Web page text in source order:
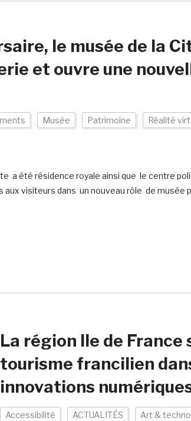
le musée de la
et ouvre une
Musée Patrimoine Réalité
a été résidence royale ainsi que le centre
visiteurs dans un nouveau rôle de musée
La région Ile de
tourisme francilien
innovations
Accessibilité ACTUALITÉS Art &